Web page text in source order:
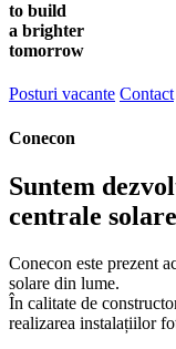
to build
a brighter
tomorrow
Posturi vacante Contact
Conecon
Suntem
centrale
Conecon este prezent
solare din lume.
În calitate de
realizarea instalațiilor